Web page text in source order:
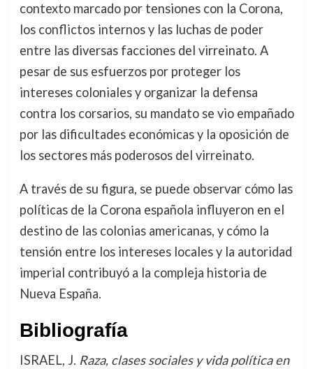
contexto marcado por tensiones con la Corona,
los conflictos internos y las luchas de poder
entre las diversas facciones del virreinato. A
pesar de sus esfuerzos por proteger los
intereses coloniales y organizar la defensa
contra los corsarios, su mandato se vio empañado
por las dificultades económicas y la oposición de
los sectores más poderosos del virreinato.
A través de su figura, se puede observar cómo las
políticas de la Corona española influyeron en el
destino de las colonias americanas, y cómo la
tensión entre los intereses locales y la autoridad
imperial contribuyó a la compleja historia de
Nueva España.
Bibliografía
ISRAEL, J. Raza, clases sociales y vida política en